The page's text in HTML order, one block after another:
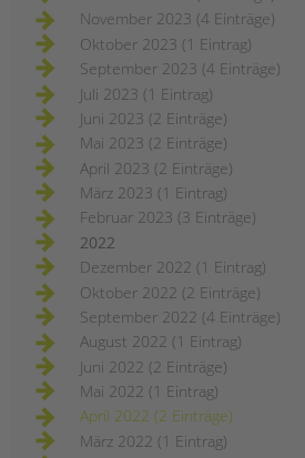
November 2023 (4 Einträge)
Oktober 2023 (1 Eintrag)
September 2023 (4 Einträge)
Juli 2023 (1 Eintrag)
Juni 2023 (2 Einträge)
Mai 2023 (2 Einträge)
April 2023 (2 Einträge)
März 2023 (1 Eintrag)
Februar 2023 (3 Einträge)
2022
Dezember 2022 (1 Eintrag)
Oktober 2022 (2 Einträge)
September 2022 (4 Einträge)
August 2022 (1 Eintrag)
Juni 2022 (2 Einträge)
Mai 2022 (1 Eintrag)
April 2022 (2 Einträge)
März 2022 (1 Eintrag)